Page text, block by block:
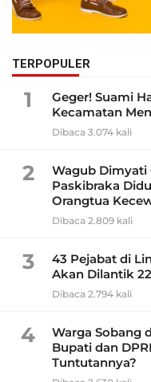
TERPOPULER
1
Geger! Suami
Kecamatan
Dibaca 3.074 kali
2
Wagub Dimyati
Paskibraka
Orangtua
Dibaca 2.809 kali
3
43 Pejabat di
Akan Dilantik
Dibaca 2.794 kali
4
Warga Sobang
Bupati dan
Tuntutannya?